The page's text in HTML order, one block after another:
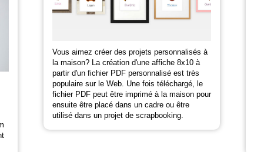
Vous aimez créer des projets personnalisés à
la maison? La création d'une affiche 8x10 à
partir d'un fichier PDF personnalisé est très
populaire sur le Web. Une fois téléchargé, le
fichier PDF peut être imprimé à la maison pour
ensuite être placé dans un cadre ou être
utilisé dans un projet de scrapbooking.